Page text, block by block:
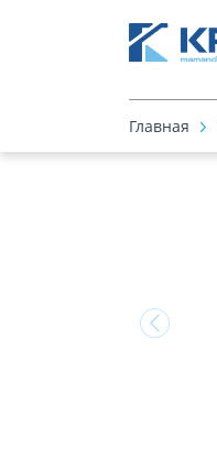
Главная